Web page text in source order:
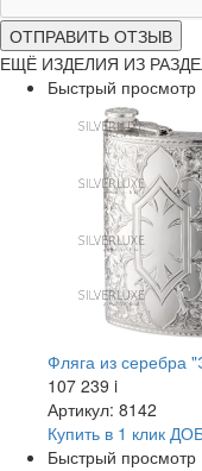
ОТПРАВИТЬ ОТЗЫВ
ЕЩЁ ИЗДЕЛИЯ ИЗ
Быстрый просмотр
Фляга из серебра
107 239 i
Артикул: 8142
Купить в 1 клик
Быстрый просмотр